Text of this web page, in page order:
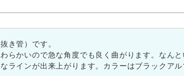
き管）です。
らかいので急な角度でも良く曲がります。なん
ラインが出来上がります。カラーはブラックア